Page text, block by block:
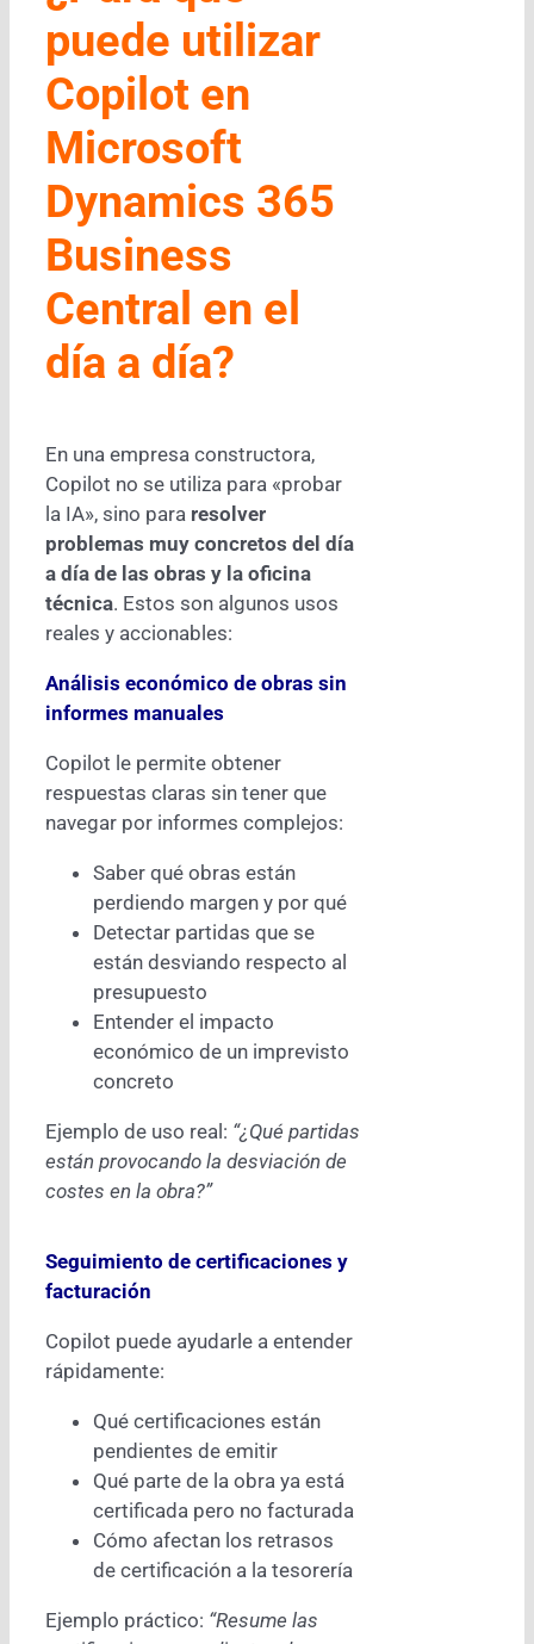
puede utilizar
Copilot en
Microsoft
Dynamics 365
Business
Central en el
día a día?
En una empresa constructora,
Copilot no se utiliza para «probar
la IA», sino para resolver
problemas muy concretos del día
a día de las obras y la oficina
técnica. Estos son algunos usos
reales y accionables:
Análisis económico de obras sin
informes manuales
Copilot le permite obtener
respuestas claras sin tener que
navegar por informes complejos:
Saber qué obras están
perdiendo margen y por qué
Detectar partidas que se
están desviando respecto al
presupuesto
Entender el impacto
económico de un imprevisto
concreto
Ejemplo de uso real: “¿Qué partidas
están provocando la desviación de
costes en la obra?”
Seguimiento de certificaciones y
facturación
Copilot puede ayudarle a entender
rápidamente:
Qué certificaciones están
pendientes de emitir
Qué parte de la obra ya está
certificada pero no facturada
Cómo afectan los retrasos
de certificación a la tesorería
Ejemplo práctico: “Resume las